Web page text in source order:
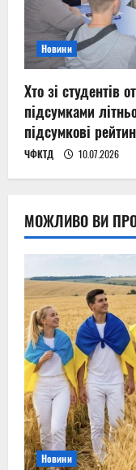
Новини
Хто зі студентів
підсумками
підсумкові
ЧФКТД 10.07.2026
МОЖЛИВО ВИ
Новини